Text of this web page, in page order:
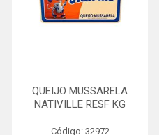
QUEIJO MUSSARELA
NATIVILLE RESF KG
Código: 32972